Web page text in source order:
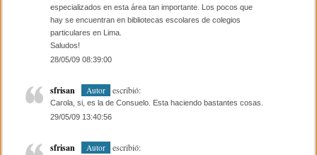
especializados en esta área tan importante. Los pocos que
hay se encuentran en bibliotecas escolares de colegios
particulares en Lima.
Saludos!
28/05/09 08:39:00
sfrisan Autor escribió:
Carola, si, es la de Consuelo. Esta haciendo bastantes cosas.
29/05/09 13:40:56
sfrisan Autor escribió: